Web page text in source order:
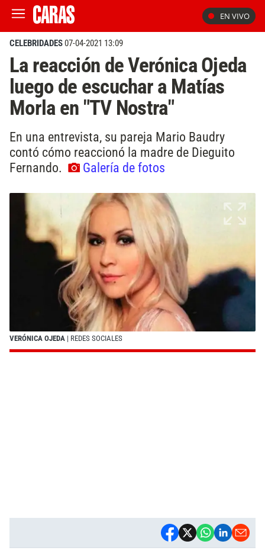
EN VIVO
CELEBRIDADES07-04-2021 13:09
La reacción de Verónica Ojeda
luego de escuchar a Matías
Morla en "TV Nostra"
En una entrevista, su pareja Mario Baudry
contó cómo reaccionó la madre de Dieguito
Fernando.
Galería de fotos
VERÓNICA OJEDA | REDES SOCIALES